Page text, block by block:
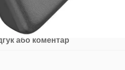
або коментар